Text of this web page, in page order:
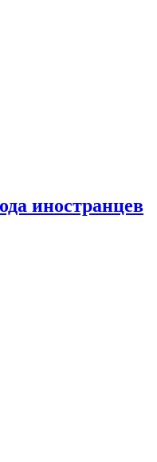
иностранцев